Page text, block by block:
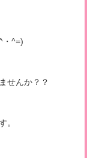
・^=)
せんか？？
。